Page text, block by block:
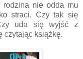
rodzina nie odda mu
straci. Czy tak się
uda się wyjść z
czytając książkę.